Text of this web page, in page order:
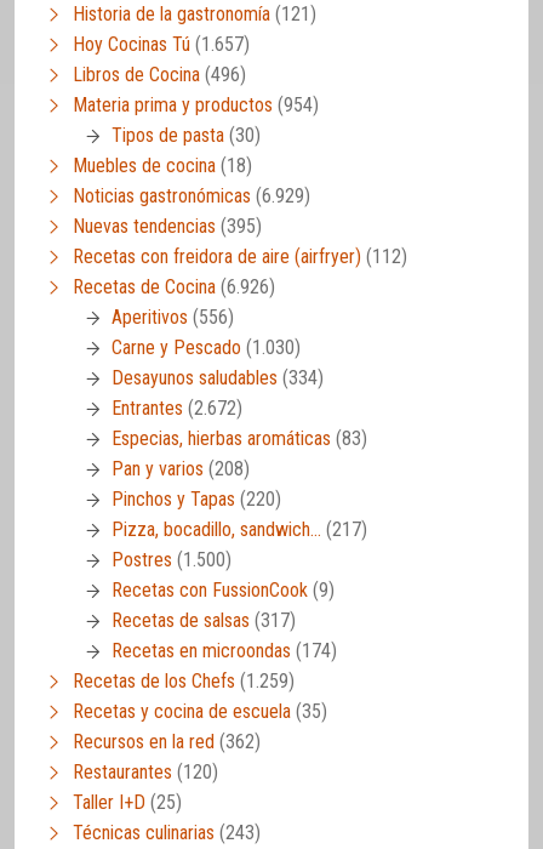
Historia de la gastronomía (121)
Hoy Cocinas Tú (1.657)
Libros de Cocina (496)
Materia prima y productos (954)
Tipos de pasta (30)
Muebles de cocina (18)
Noticias gastronómicas (6.929)
Nuevas tendencias (395)
Recetas con freidora de aire (airfryer) (112)
Recetas de Cocina (6.926)
Aperitivos (556)
Carne y Pescado (1.030)
Desayunos saludables (334)
Entrantes (2.672)
Especias, hierbas aromáticas (83)
Pan y varios (208)
Pinchos y Tapas (220)
Pizza, bocadillo, sandwich… (217)
Postres (1.500)
Recetas con FussionCook (9)
Recetas de salsas (317)
Recetas en microondas (174)
Recetas de los Chefs (1.259)
Recetas y cocina de escuela (35)
Recursos en la red (362)
Restaurantes (120)
Taller I+D (25)
Técnicas culinarias (243)